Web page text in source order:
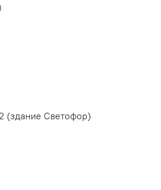
(здание Светофор)